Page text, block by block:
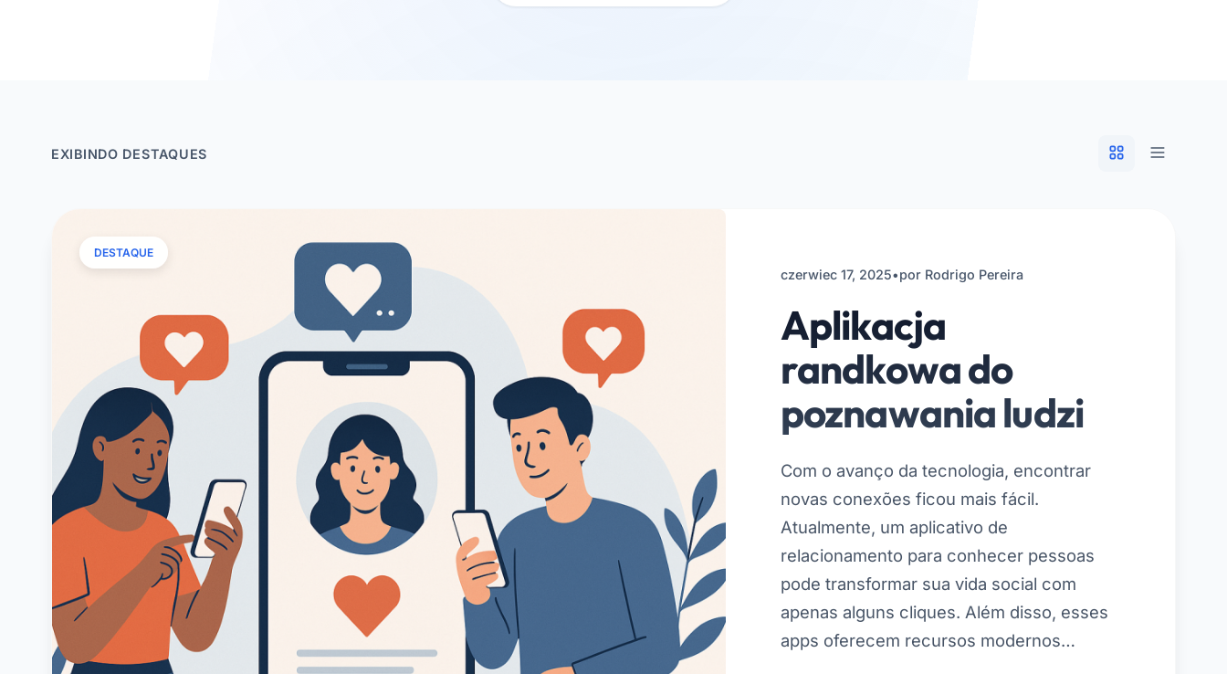
EXIBINDO DESTAQUES
DESTAQUE
czerwiec 17, 2025•por Rodrigo Pereira
Aplikacja
randkowa do
poznawania ludzi
Com o avanço da tecnologia, encontrar
novas conexões ficou mais fácil.
Atualmente, um aplicativo de
relacionamento para conhecer pessoas
pode transformar sua vida social com
apenas alguns cliques. Além disso, esses
apps oferecem recursos modernos…